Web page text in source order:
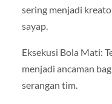
sering menjadi
sayap.
Eksekusi Bola Mati:
menjadi ancaman
serangan tim.